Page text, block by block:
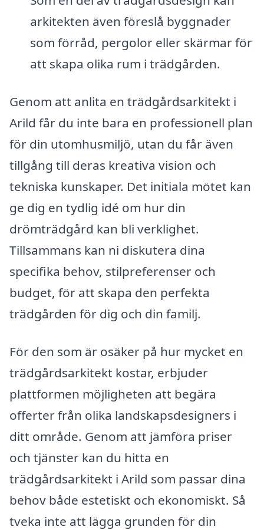
arkitekten även föreslå byggnader
som förråd, pergolor eller skärmar för
att skapa olika rum i trädgården.
Genom att anlita en trädgårdsarkitekt i
Arild får du inte bara en professionell plan
för din utomhusmiljö, utan du får även
tillgång till deras kreativa vision och
tekniska kunskaper. Det initiala mötet kan
ge dig en tydlig idé om hur din
drömträdgård kan bli verklighet.
Tillsammans kan ni diskutera dina
specifika behov, stilpreferenser och
budget, för att skapa den perfekta
trädgården för dig och din familj.
För den som är osäker på hur mycket en
trädgårdsarkitekt kostar, erbjuder
plattformen möjligheten att begära
offerter från olika landskapsdesigners i
ditt område. Genom att jämföra priser
och tjänster kan du hitta en
trädgårdsarkitekt i Arild som passar dina
behov både estetiskt och ekonomiskt. Så
tveka inte att lägga grunden för din